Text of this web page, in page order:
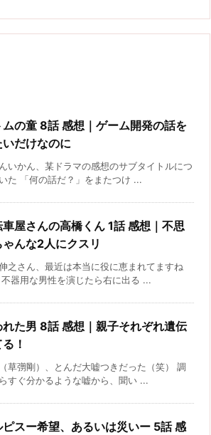
ムの童 8話 感想｜ゲーム開発の話を
いだけなのに
いかん、某ドラマの感想のサブタイトルにつ
た 「何の話だ？」をまたつけ ...
車屋さんの高橋くん 1話 感想｜不思
んな2人にクスリ
之さん、最近は本当に役に恵まれてますね
不器用な男性を演じたら右に出る ...
れた男 8話 感想｜親子それぞれ遺伝
！
草彅剛）、とんだ大嘘つきだった（笑） 調
すぐ分かるような嘘から、聞い ...
ピスー希望、あるいは災いー 5話 感